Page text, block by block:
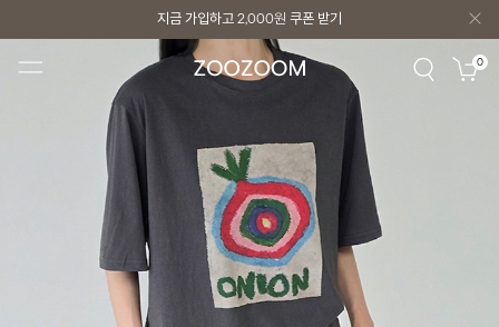
지금 가입하고 2,000원 쿠폰 받기
지금 가입하고 2,000원 쿠폰 받기 0